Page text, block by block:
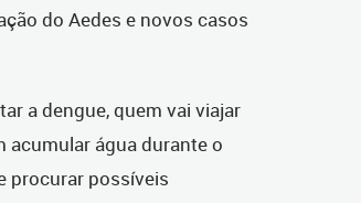
do Aedes e novos casos
a dengue, quem vai viajar
acumular água durante o
procurar possíveis